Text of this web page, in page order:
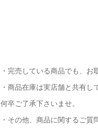
・完売している商品でも、
・商品在庫は実店舗と共有
何卒ご了承下さいませ。
・その他、商品に関するご質